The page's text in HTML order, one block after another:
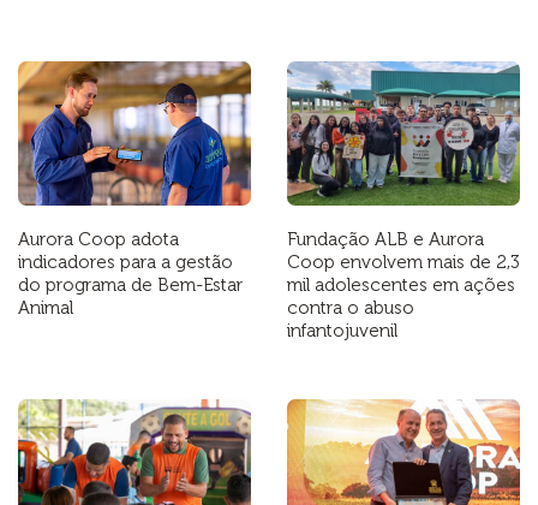
Aurora Coop adota
indicadores para a gestão
do programa de Bem-Estar
Animal
Fundação ALB e Aurora
Coop envolvem mais de 2,3
mil adolescentes em ações
contra o abuso
infantojuvenil